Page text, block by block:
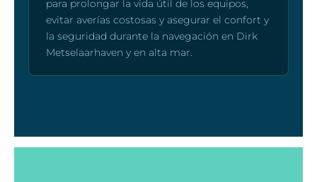
para prolongar la vida útil de los equipos,
evitar averías costosas y asegurar el confort y
la seguridad durante la navegación en Dirk
Metselaarhaven y en alta mar.